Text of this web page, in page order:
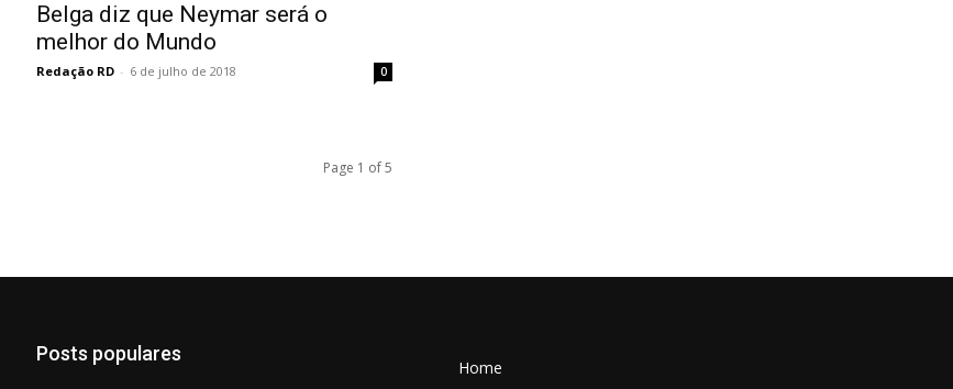
Belga diz que Neymar será o
melhor do Mundo
Redação RD - 6 de julho de 2018 0
Page 1 of 5
Posts populares
Home